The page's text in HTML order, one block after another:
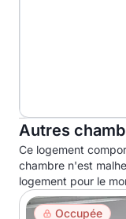
Autres
Ce logement
chambre n'est
logement pour le
Occupée